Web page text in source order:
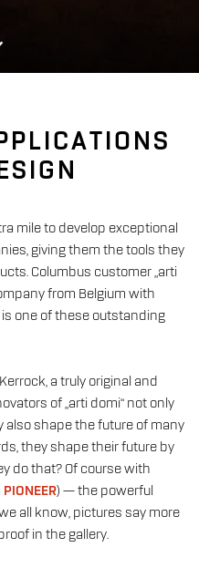
mile to develop exceptional
giving them the tools they
Columbus customer „arti
from Belgium with
one of these outstanding
a truly original and
of „arti domi“ not only
also shape the future of many
they shape their future by
do that? Of course with
PIONEER) — the powerful
all know, pictures say more
in the gallery.